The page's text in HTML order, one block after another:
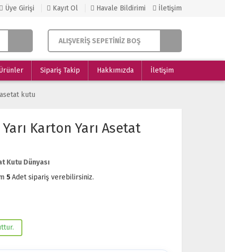
Üye Girişi Kayıt Ol Havale Bildirimi İletişim
ALIŞVERİŞ SEPETİNİZ BOŞ
Sipariş Takip Hakkımızda İletişim
kutu
Yarı Karton Yarı Asetat
Kutu Dünyası
5Adet sipariş verebilirsiniz.